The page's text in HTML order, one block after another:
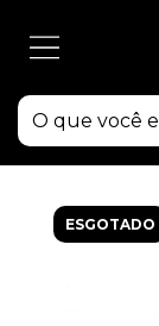
ESGOTADO